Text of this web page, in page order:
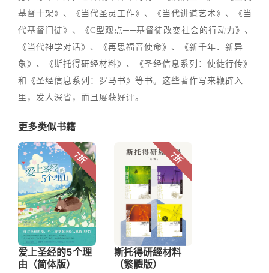
基督十架》、《当代圣灵工作》、《当代讲道艺术》、《当
代基督门徒》、《C型观点──基督徒改变社会的行动力》、
《当代神学对话》、《再思福音使命》、《新千年．新异
象》、《斯托得研经材料》、《圣经信息系列：使徒行传》
和《圣经信息系列：罗马书》等书。这些著作写来鞭辟入
里，发人深省，而且屡获好评。
更多类似书籍